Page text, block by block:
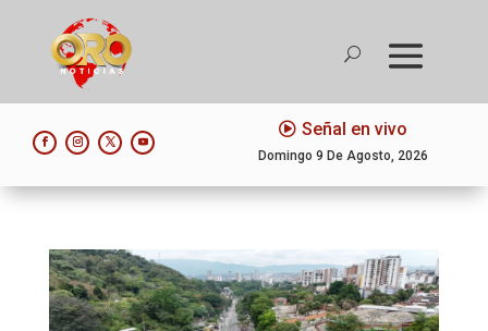
Señal en vivo
Domingo 9 De Agosto, 2026